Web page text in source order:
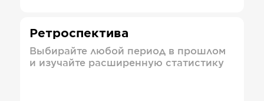
Ретроспектива
Выбирайте любой период в прошлом
и изучайте расширенную статистику